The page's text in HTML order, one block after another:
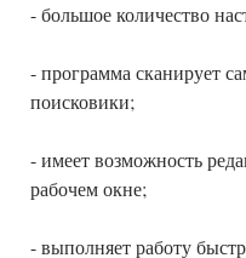
- большое количество
- программа сканирует
поисковики;
- имеет возможность
рабочем окне;
- выполняет работу